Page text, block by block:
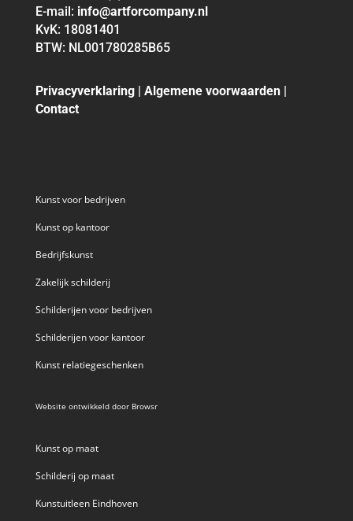
E-mail: info@artforcompany.nl
KvK: 18081401
BTW: NL001780285B65
Privacyverklaring| Algemene voorwaarden|
Contact
Kunst voor bedrijven
Kunst op kantoor
Bedrijfskunst
Zakelijk schilderij
Schilderijen voor bedrijven
Schilderijen voor kantoor
Kunst relatiegeschenken
Website ontwikkeld door Browsr
Kunst op maat
Schilderij op maat
Kunstuitleen Eindhoven